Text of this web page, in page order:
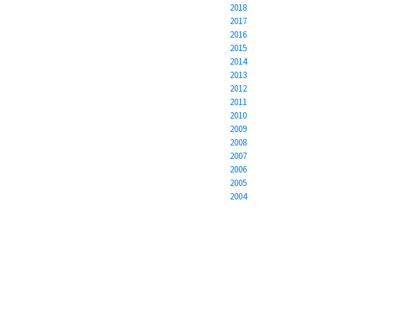
2018
2017
2016
2015
2014
2013
2012
2011
2010
2009
2008
2007
2006
2005
2004